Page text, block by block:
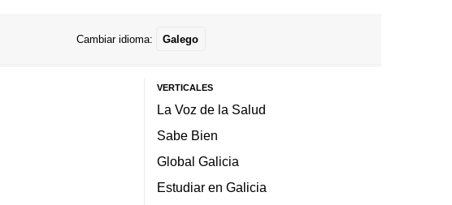
Cambiar idioma: Galego
VERTICALES
La Voz de la Salud
Sabe Bien
Global Galicia
Estudiar en Galicia